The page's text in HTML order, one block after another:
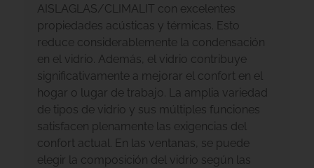
AISLAGLAS/CLIMALIT con excelentes
propiedades acústicas y térmicas. Esto
reduce considerablemente la condensación
en el vidrio. Además, el vidrio contribuye
significativamente a mejorar el confort en el
hogar o lugar de trabajo. La amplia variedad
de tipos de vidrio y sus múltiples funciones
satisfacen plenamente las exigencias del
confort actual. En las ventanas, se puede
elegir la composición del vidrio según las